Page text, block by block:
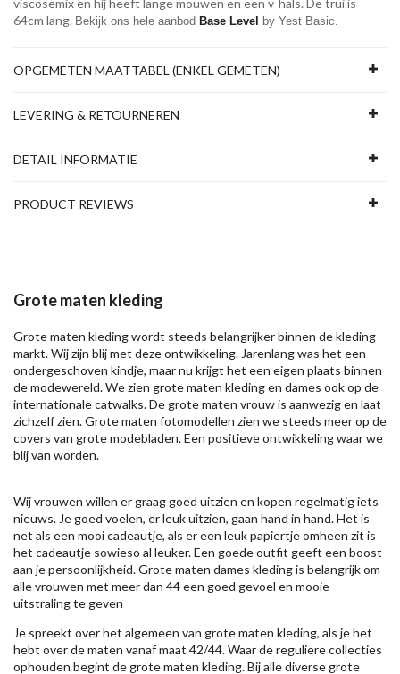
viscosemix en hij heeft lange mouwen en een v-hals. De trui is
64cm lang. Bekijk ons hele aanbod Base Level by Yest Basic.
OPGEMETEN MAATTABEL (ENKEL GEMETEN)
LEVERING & RETOURNEREN
DETAIL INFORMATIE
PRODUCT REVIEWS
Grote maten kleding
Grote maten kleding wordt steeds belangrijker binnen de kleding
markt. Wij zijn blij met deze ontwikkeling. Jarenlang was het een
ondergeschoven kindje, maar nu krijgt het een eigen plaats binnen
de modewereld. We zien grote maten kleding en dames ook op de
internationale catwalks. De grote maten vrouw is aanwezig en laat
zichzelf zien. Grote maten fotomodellen zien we steeds meer op de
covers van grote modebladen. Een positieve ontwikkeling waar we
blij van worden.
Wij vrouwen willen er graag goed uitzien en kopen regelmatig iets
nieuws. Je goed voelen, er leuk uitzien, gaan hand in hand. Het is
net als een mooi cadeautje, als er een leuk papiertje omheen zit is
het cadeautje sowieso al leuker. Een goede outfit geeft een boost
aan je persoonlijkheid. Grote maten dames kleding is belangrijk om
alle vrouwen met meer dan 44 een goed gevoel en mooie
uitstraling te geven
Je spreekt over het algemeen van grote maten kleding, als je het
hebt over de maten vanaf maat 42/44. Waar de reguliere collecties
ophouden begint de grote maten kleding. Bij alle diverse grote